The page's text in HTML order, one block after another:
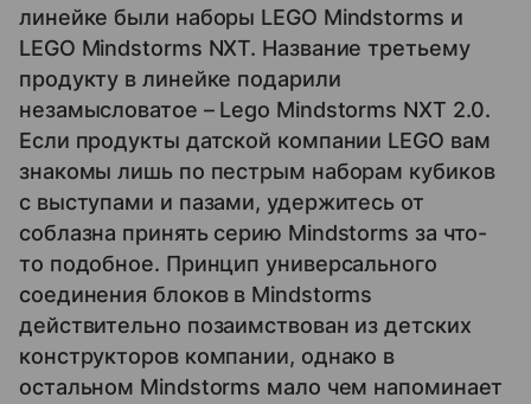
линейке были наборы LEGO Mindstorms и
LEGO Mindstorms NXT. Название третьему
продукту в линейке подарили
незамысловатое – Lego Mindstorms NXT 2.0.
Если продукты датской компании LEGO вам
знакомы лишь по пестрым наборам кубиков
с выступами и пазами, удержитесь от
соблазна принять серию Mindstorms за что-
то подобное. Принцип универсального
соединения блоков в Mindstorms
действительно позаимствован из детских
конструкторов компании, однако в
остальном Mindstorms мало чем напоминает